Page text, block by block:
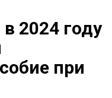
2024 году
при